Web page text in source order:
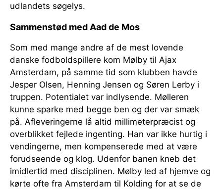
udlandets søgelys.
Sammenstød med Aad de Mos
Som med mange andre af de mest lovende
danske fodboldspillere kom Mølby til Ajax
Amsterdam, på samme tid som klubben havde
Jesper Olsen, Henning Jensen og Søren Lerby i
truppen. Potentialet var indlysende. Mølleren
kunne sparke med begge ben og der var smæk
på. Afleveringerne lå altid millimeterpræcist og
overblikket fejlede ingenting. Han var ikke hurtig i
vendingerne, men kompenserede med at være
forudseende og klog. Udenfor banen kneb det
imidlertid med disciplinen. Mølby led af hjemve og
kørte ofte fra Amsterdam til Kolding for at se de